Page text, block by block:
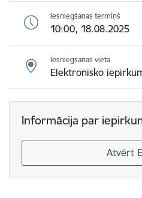
Iesniegšanas termiņš
10:00, 18.08.2025
Iesniegšanas vieta
Elektronisko
Informācija par
Atvērt